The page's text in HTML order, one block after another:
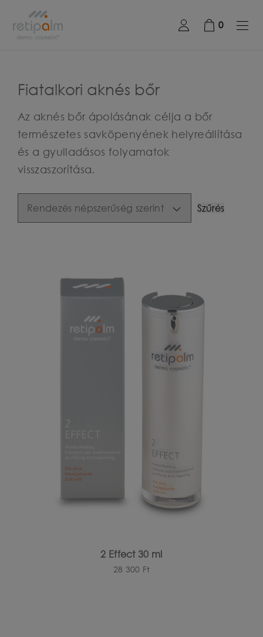
0
Fiatalkori aknés bőr
Az aknés bőr ápolásának célja a bőr
természetes savköpenyének helyreállítása
és a gyulladásos folyamatok
visszaszorítása.
Szűrés
2 Effect 30 ml
28 300 Ft